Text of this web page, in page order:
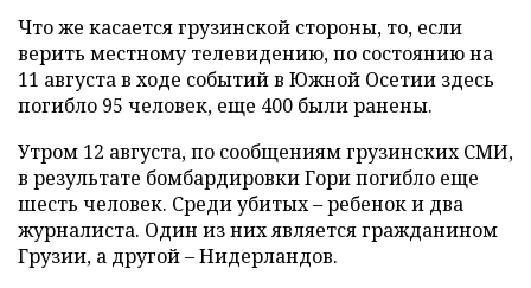
Что же касается грузинской стороны, то, если
верить местному телевидению, по состоянию на
11 августа в ходе событий в Южной Осетии здесь
погибло 95 человек, еще 400 были ранены.
Утром 12 августа, по сообщениям грузинских СМИ,
в результате бомбардировки Гори погибло еще
шесть человек. Среди убитых – ребенок и два
журналиста. Один из них является гражданином
Грузии, а другой – Нидерландов.